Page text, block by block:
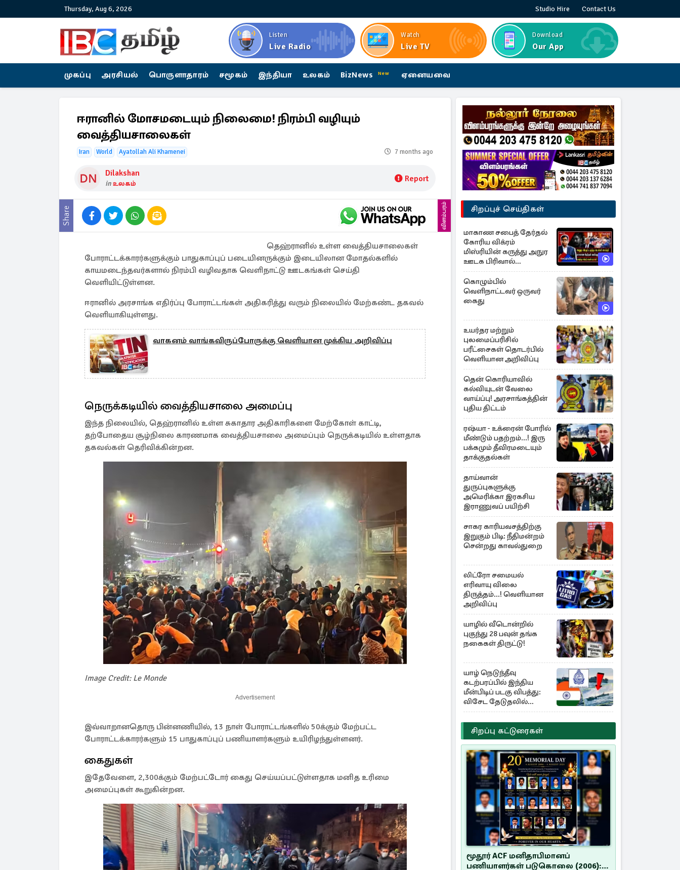
Thursday, Aug 6, 2026 Studio Hire Contact Us
Listen
Live Radio
Watch
Live TV
Download
Our App
முகப்பு அரசியல் பொருளாதாரம் சமூகம் இந்தியா உலகம் BizNews New ஏனையவை
ஈரானில் மோசமடையும் நிலைமை! நிரம்பி வழியும்
வைத்தியசாலைகள்
Iran World Ayatollah Ali Khamenei 7 months ago
Dilakshan
inஉலகம் Report
Share விளம்பரம்
தெஹ்ரானில் உள்ள வைத்தியசாலைகள்
போராட்டக்காரர்களுக்கும் பாதுகாப்புப் படையினருக்கும் இடையிலான மோதல்களில்
காயமடைந்தவர்களால் நிரம்பி வழிவதாக வெளிநாட்டு ஊடகங்கள் செய்தி
வெளியிட்டுள்ளன.
ஈரானில் அரசாங்க எதிர்ப்பு போராட்டங்கள் அதிகரித்து வரும் நிலையில் மேற்கண்ட தகவல்
வெளியாகியுள்ளது.
வாகனம் வாங்கவிருப்போருக்கு வெளியான முக்கிய அறிவிப்பு
நெருக்கடியில் வைத்தியசாலை அமைப்பு
இந்த நிலையில், தெஹ்ரானில் உள்ள சுகாதார அதிகாரிகளை மேற்கோள் காட்டி,
தற்போதைய சூழ்நிலை காரணமாக வைத்தியசாலை அமைப்பும் நெருக்கடியில் உள்ளதாக
தகவல்கள் தெரிவிக்கின்றன.
Image Credit: Le Monde
Advertisement
இவ்வாறானதொரு பின்னணியில், 13 நாள் போராட்டங்களில் 50க்கும் மேற்பட்ட
போராட்டக்காரர்களும் 15 பாதுகாப்புப் பணியாளர்களும் உயிரிழந்துள்ளனர்.
கைதுகள்
இதேவேளை, 2,300க்கும் மேற்பட்டோர் கைது செய்யப்பட்டுள்ளதாக மனித உரிமை
அமைப்புகள் கூறுகின்றன.
சிறப்புச் செய்திகள்
மாகாண சபைத் தேர்தல்
கோரிய விக்ரம்
மிஸ்ரியின் கருத்து அநுர
ஊடக பிரிவால்
அமுக்கப்பட்டது ஏன்...!
கொழும்பில்
வெளிநாட்டவர் ஒருவர்
கைது
உயர்தர மற்றும்
புலமைப்பரிசில்
பரீட்சைகள் தொடர்பில்
வெளியான அறிவிப்பு
தென் கொரியாவில்
கல்வியுடன் வேலை
வாய்ப்பு! அரசாங்கத்தின்
புதிய திட்டம்
ரஷ்யா - உக்ரைன் போரில்
மீண்டும் பதற்றம்...! இரு
பக்கமும் தீவிரமடையும்
தாக்குதல்கள்
தாய்வான்
துருப்புகளுக்கு
அமெரிக்கா இரகசிய
இராணுவப் பயிற்சி
சாகர காரியவசத்திற்கு
இறுகும் பிடி: நீதிமன்றம்
சென்றது காவல்துறை
லிட்ரோ சமையல்
எரிவாயு விலை
திருத்தம்...! வெளியான
அறிவிப்பு
யாழில் வீடொன்றில்
புகுந்து 28 பவுன் தங்க
நகைகள் திருட்டு!
யாழ் நெடுந்தீவு
கடற்பரப்பில் இந்திய
மீன்பிடிப் படகு விபத்து:
விசேட தேடுதலில்
இலங்கை கடற்படை
சிறப்பு கட்டுரைகள்
மூதூர் ACF மனிதாபிமானப்
பணியாளர்கள் படுகொலை (2006):